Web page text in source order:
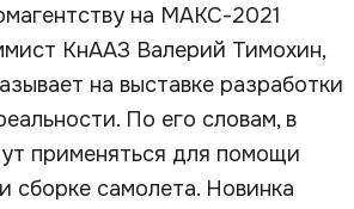
на МАКС-2021
КнААЗ Валерий Тимохин,
на выставке разработки
По его словам, в
применяться для помощи
сборке самолета. Новинка